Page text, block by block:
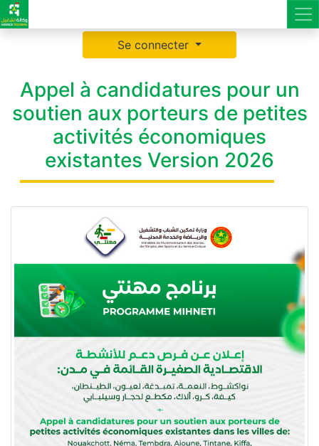
Se connecter
Appel à candidatures pour un
soutien aux porteurs de petites
activités économiques
existantes Version 2026